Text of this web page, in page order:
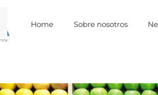
Home Sobre nosotros